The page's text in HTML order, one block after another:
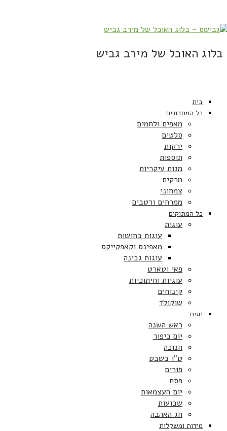
בלוג האוכל של מירב גביש
בית
כל המתכונים
מאפים ולחמים
סלטים
ירקות
תוספות
מנות עיקריות
מרקים
צמחוני
ממרחים ורטבים
כל המתוקים
עוגות
עוגות בחושות
מאפינס וקאפקייקס
עוגות גבינה
פאי וטארט
עוגיות וחיתוכיות
קינוחים
שוקולד
חגים
ראש השנה
יום כיפור
חנוכה
ט”ו בשבט
פורים
פסח
יום העצמאות
שבועות
חג האהבה
מידות ומשקלות